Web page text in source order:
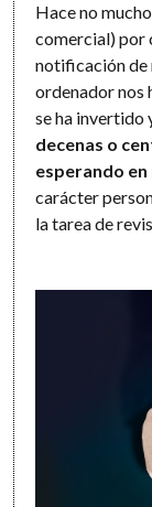
Hace no
comercial) por
notificación de
ordenador nos
se ha invertido
decenas o
esperando
carácter
la tarea de